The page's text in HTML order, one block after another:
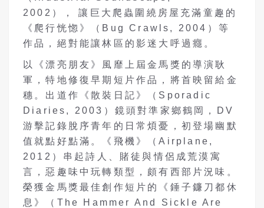
2002）， 讓巨大爬蟲圍繞房屋充滿童趣的
《爬行恍惚》（Bug Crawls, 2004）等
作品，絕對能讓林區的影迷大呼過癮。
以《漂亮朋友》風靡上屆金馬獎的導演耿
軍，特地修復早期短片作品，將首映留給金
穗。出道作《散裝日記》（Sporadic
Diaries, 2003）鏡頭對準家鄉鶴岡，DV
游擊記錄脫序青年的日常煩憂，初登場幽默
值就點好點滿。《飛機》（Airplane,
2012）串起詩人、賭徒與情侶成荒漠寓
言，惡趣味中玩轉類型，頗有西部片況味。
榮獲金馬獎最佳創作短片的《錘子鐮刀都休
息》（The Hammer And Sickle Are